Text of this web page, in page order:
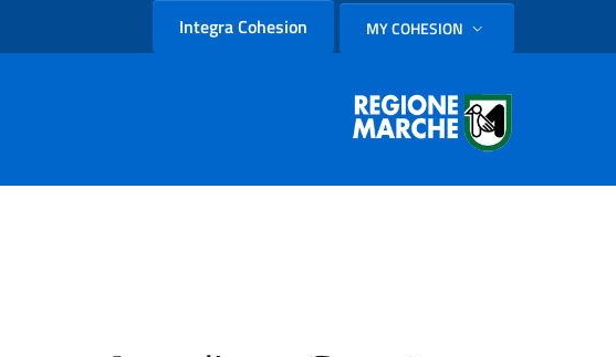
Integra Cohesion SELEZIONE LINGUA:
MY COHESION